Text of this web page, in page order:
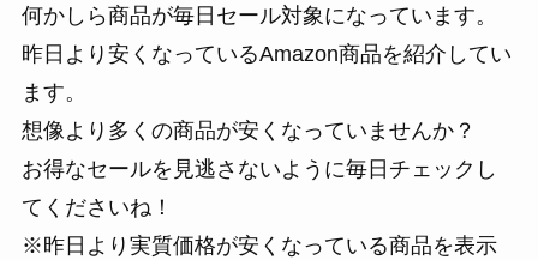
何かしら商品が毎日セール対象になっています。
昨日より安くなっているAmazon商品を紹介してい
ます。
想像より多くの商品が安くなっていませんか？
お得なセールを見逃さないように毎日チェックし
てくださいね！
※昨日より実質価格が安くなっている商品を表示